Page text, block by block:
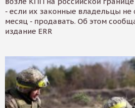
- если их законные владельцы не
месяц - продавать. Об этом
издание ERR